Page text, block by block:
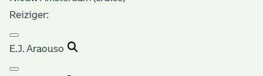
Reiziger:
E.J. Araouso